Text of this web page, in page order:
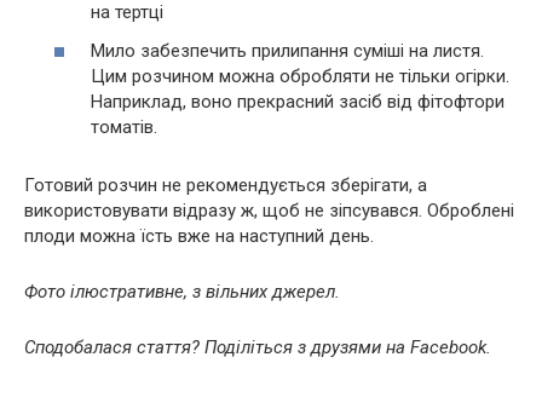
на тертці
Мило забезпечить прилипання суміші на листя.
Цим розчином можна обробляти не тільки огірки.
Наприклад, воно прекрасний засіб від фітофтори
томатів.
Готовий розчин не рекомендується зберігати, а
використовувати відразу ж, щоб не зіпсувався. Оброблені
плоди можна їсть вже на наступний день.
Фото ілюстративне, з вільних джерел.
Сподобалася стаття? Поділіться з друзями на Facebook.